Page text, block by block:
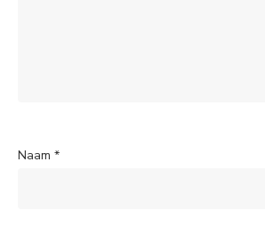
Naam *